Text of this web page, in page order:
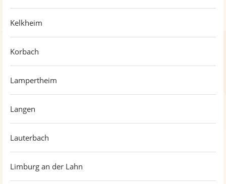
Kelkheim
Korbach
Lampertheim
Langen
Lauterbach
Limburg an der Lahn